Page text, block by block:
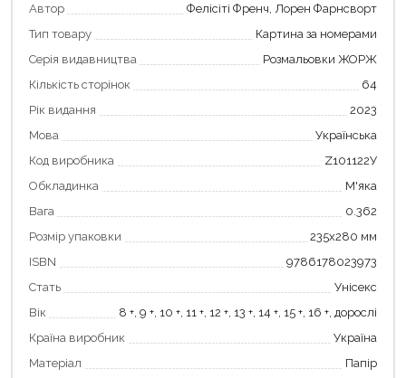
Автор
Фелісіті Френч, Лорен Фарнсворт
Тип товару
Картина за номерами
Серія видавництва
Розмальовки ЖОРЖ
Кількість сторінок
64
Рік видання
2023
Мова
Українська
Код виробника
Z101122У
Обкладинка
М'яка
Вага
0.362
Розмір упаковки
235х280 мм
ISBN
9786178023973
Стать
Унісекс
Вік
8 +, 9 +, 10 +, 11 +, 12 +, 13 +, 14 +, 15 +, 16 +, дорослі
Країна виробник
Україна
Матеріал
Папір
Продовжити покупки
Оформити замовлення